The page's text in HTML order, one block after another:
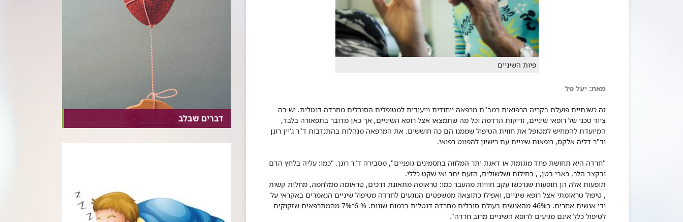
פיות השיניים
מאת: יעל טל
זה כשנתיים פועלת בקריה הרפואית רמב"ם מרפאה ייחודית וייעודית למטופלים הסובלים מחרדה דנטלית. יש בה
ציוד טכני של רופאי שיניים, זריקות הרדמה וכל מה שתמצאו אצל רופא השיניים, אך כאן מדובר בתפאורה בלבד,
המיועדת להמחיש למטופל את חווית הטיפול שממנו הם כה חוששים. את המרפאה מנהלות בהתנדבות ד"ר ג'יין רונן
וד"ר דליה אלקס, רופאות שיניים עם רישיון להפנוט רפואי.
"חרדה היא תחושת פחד מוגזמת או דאגת יתר המלווה בתסמינים גופניים", מסבירה ד"ר רונן. "כמו: עליה בלחץ הדם
ובקצב הלב, כאבי בטן, , בחילות ושלשולים, הזעת יתר ואי שקט כללי.
תופעות אלה הן תופעות שנרכשו עקב חוויות מהעבר כמו: טראומה מתאונת דרכים, טראומה ממלחמה, מחלות קשות
, טיפול טראומתי אצל רופא שיניים, ואפילו כתוצאה ממשפטים הנוגעים לחרדה מטיפול שיניים הנאמרים באקראי על
ידי אנשים אחרים. כ46% מהאנשים בעולם סובלים מחרדה דנטלית ברמות שונות. % 6־7% מהמתרפאים שזקוקים
לטיפול כלל אינם מגיעים לרופא השיניים מרוב חרדה".
דברים שבלב